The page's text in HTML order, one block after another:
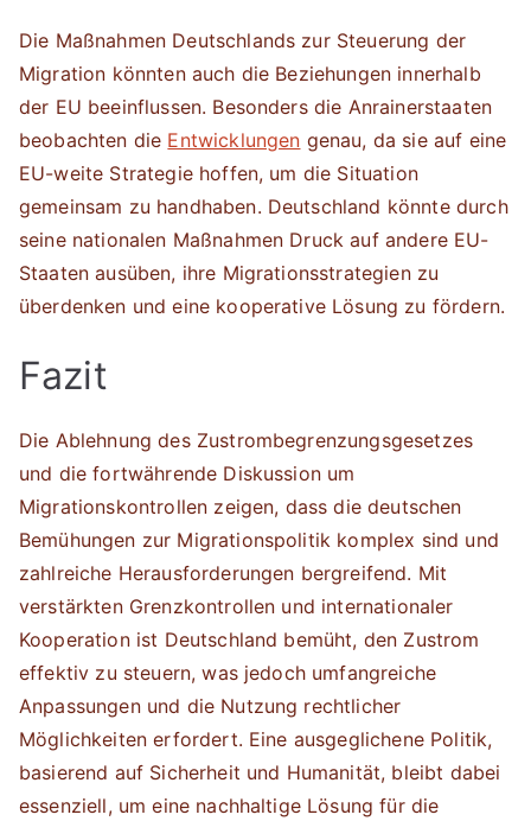
Die Maßnahmen Deutschlands zur Steuerung der
Migration könnten auch die Beziehungen innerhalb
der EU beeinflussen. Besonders die Anrainerstaaten
beobachten die Entwicklungen genau, da sie auf eine
EU-weite Strategie hoffen, um die Situation
gemeinsam zu handhaben. Deutschland könnte durch
seine nationalen Maßnahmen Druck auf andere EU-
Staaten ausüben, ihre Migrationsstrategien zu
überdenken und eine kooperative Lösung zu fördern.
Fazit
Die Ablehnung des Zustrombegrenzungsgesetzes
und die fortwährende Diskussion um
Migrationskontrollen zeigen, dass die deutschen
Bemühungen zur Migrationspolitik komplex sind und
zahlreiche Herausforderungen bergreifend. Mit
verstärkten Grenzkontrollen und internationaler
Kooperation ist Deutschland bemüht, den Zustrom
effektiv zu steuern, was jedoch umfangreiche
Anpassungen und die Nutzung rechtlicher
Möglichkeiten erfordert. Eine ausgeglichene Politik,
basierend auf Sicherheit und Humanität, bleibt dabei
essenziell, um eine nachhaltige Lösung für die